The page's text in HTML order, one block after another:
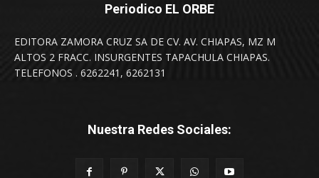
Periodico EL ORBE
EDITORA ZAMORA CRUZ SA DE CV. AV. CHIAPAS, MZ M
ALTOS 2 FRACC. INSURGENTES TAPACHULA CHIAPAS.
TELEFONOS . 6262241, 6262131
Nuestra Redes Sociales: